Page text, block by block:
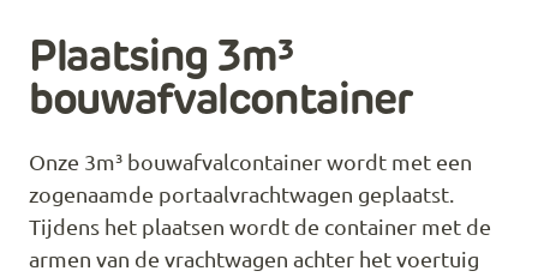
Plaatsing 3m³
bouwafvalcontainer
Onze 3m³ bouwafvalcontainer wordt met een
zogenaamde portaalvrachtwagen geplaatst.
Tijdens het plaatsen wordt de container met de
armen van de vrachtwagen achter het voertuig